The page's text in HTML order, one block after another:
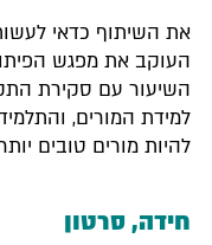
את השיתוף כדאי
העוקב את מפגש
השיעור עם סקירת
למידת המורים,
להיות מורים טובים
חידה, סרטון